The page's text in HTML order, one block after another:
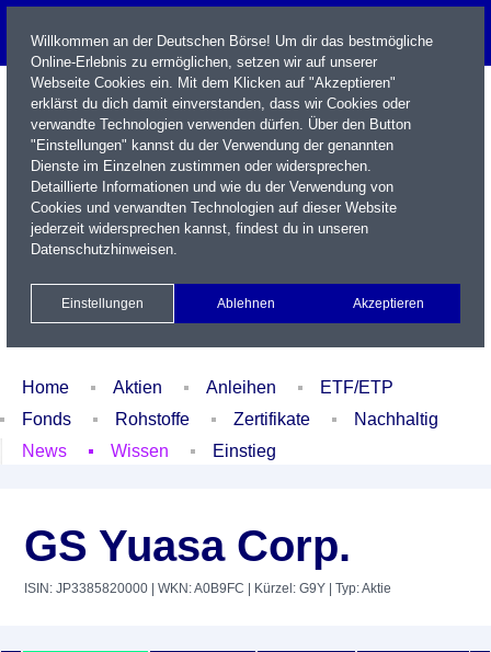
Name / WKN / ISIN / Kürzel
Xetra Realtime
Watchlist Portfolio Login
Home Aktien Anleihen
ETF/ETP
Fonds
Rohstoffe Zertifikate
Nachhaltig
News
Wissen Einstieg
GS Yuasa Corp.
ISIN: JP3385820000 | WKN: A0B9FC | Kürzel: G9Y | Typ: Aktie
Willkommen an der Deutschen Börse! Um dir das bestmögliche
Online-Erlebnis zu ermöglichen, setzen wir auf unserer
Webseite Cookies ein. Mit dem Klicken auf "Akzeptieren"
erklärst du dich damit einverstanden, dass wir Cookies oder
verwandte Technologien verwenden dürfen. Über den Button
"Einstellungen" kannst du der Verwendung der genannten
Dienste im Einzelnen zustimmen oder widersprechen.
Detaillierte Informationen und wie du der Verwendung von
Cookies und verwandten Technologien auf dieser Website
jederzeit widersprechen kannst, findest du in unseren
Datenschutzhinweisen.
Einstellungen Ablehnen Akzeptieren